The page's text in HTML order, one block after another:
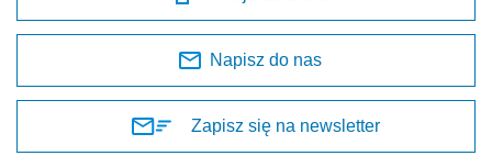
Napisz do nas
Zapisz się na newsletter